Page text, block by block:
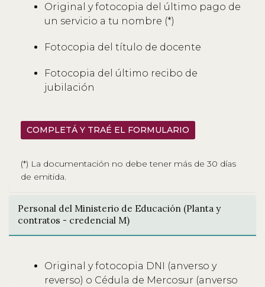
Original y fotocopia del último pago de
un servicio a tu nombre (*)
Fotocopia del título de docente
Fotocopia del último recibo de
jubilación
COMPLETÁ Y TRAÉ EL FORMULARIO
(*) La documentación no debe tener más de 30 días
de emitida.
Personal del Ministerio de Educación (Planta y
contratos - credencial M)
Original y fotocopia DNI (anverso y
reverso) o Cédula de Mercosur (anverso